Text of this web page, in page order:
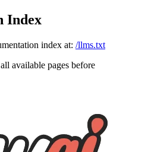
Index
index at: /llms.txt
available pages before